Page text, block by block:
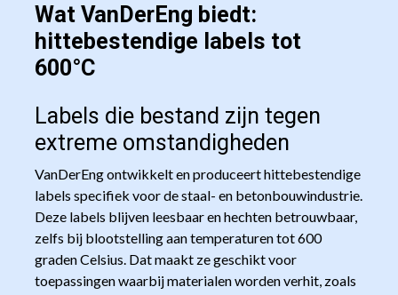
Wat VanDerEng biedt:
hittebestendige labels tot
600°C
Labels die bestand zijn tegen
extreme omstandigheden
VanDerEng ontwikkelt en produceert hittebestendige
labels specifiek voor de staal- en betonbouwindustrie.
Deze labels blijven leesbaar en hechten betrouwbaar,
zelfs bij blootstelling aan temperaturen tot 600
graden Celsius. Dat maakt ze geschikt voor
toepassingen waarbij materialen worden verhit, zoals